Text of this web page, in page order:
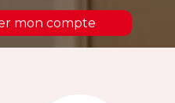
mon compte